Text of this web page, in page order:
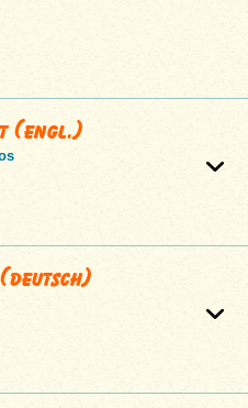
(engl.)